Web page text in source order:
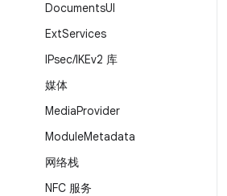
DocumentsUI
ExtServices
IPsec/IKEv2 库
媒体
MediaProvider
ModuleMetadata
网络栈
NFC 服务